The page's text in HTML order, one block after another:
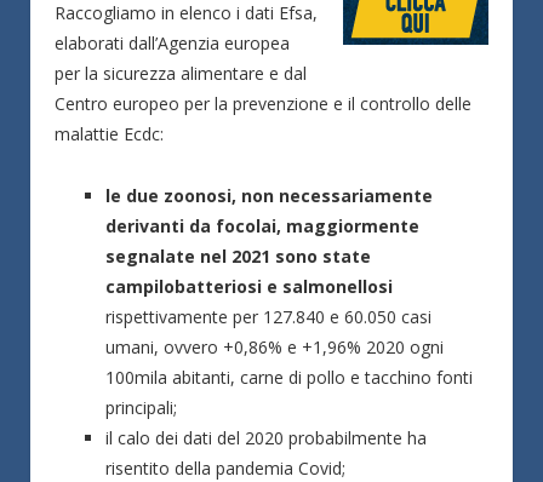
Raccogliamo in elenco i dati Efsa,
elaborati dall’Agenzia europea
per la sicurezza alimentare e dal
Centro europeo per la prevenzione e il controllo delle
malattie Ecdc:
le due zoonosi, non necessariamente
derivanti da focolai, maggiormente
segnalate nel 2021 sono state
campilobatteriosi e salmonellosi
rispettivamente per 127.840 e 60.050 casi
umani, ovvero +0,86% e +1,96% 2020 ogni
100mila abitanti, carne di pollo e tacchino fonti
principali;
il calo dei dati del 2020 probabilmente ha
risentito della pandemia Covid;